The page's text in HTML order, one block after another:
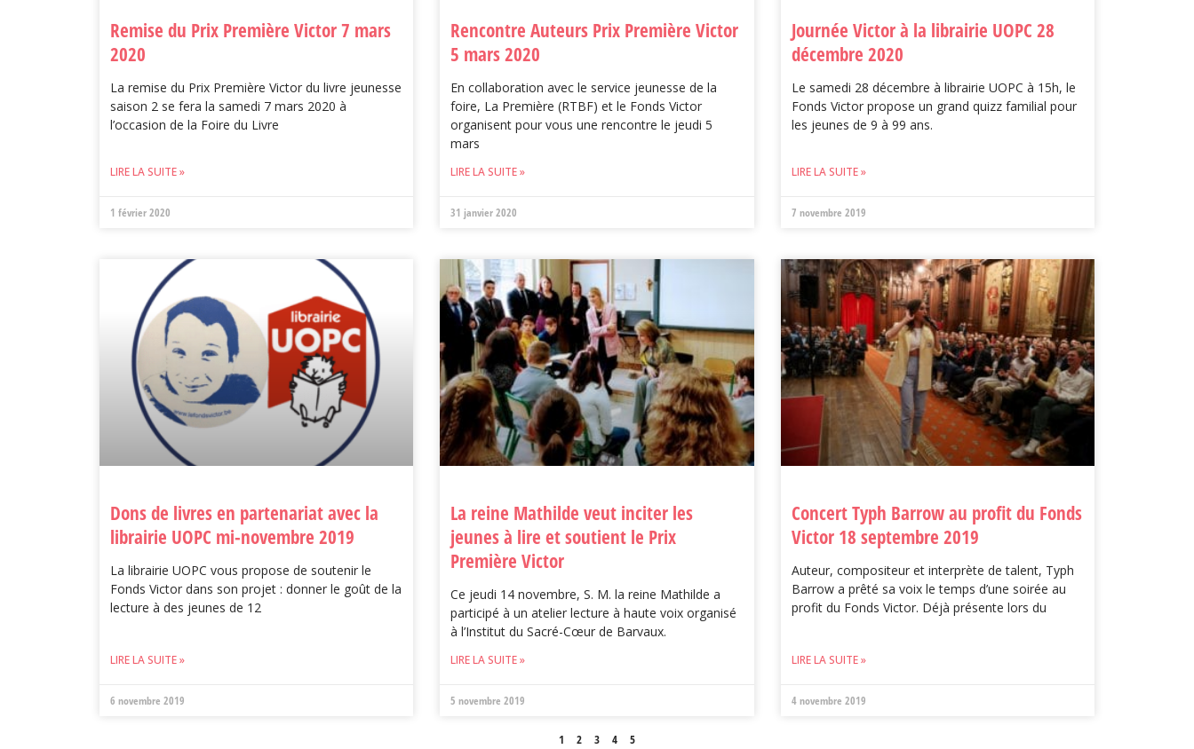
Remise du Prix Première Victor 7 mars
2020
La remise du Prix Première Victor du livre jeunesse
saison 2 se fera la samedi 7 mars 2020 à
l’occasion de la Foire du Livre
LIRE LA SUITE »
1 février 2020
Rencontre Auteurs Prix Première Victor
5 mars 2020
En collaboration avec le service jeunesse de la
foire, La Première (RTBF) et le Fonds Victor
organisent pour vous une rencontre le jeudi 5
mars
LIRE LA SUITE »
31 janvier 2020
Journée Victor à la librairie UOPC 28
décembre 2020
Le samedi 28 décembre à librairie UOPC à 15h, le
Fonds Victor propose un grand quizz familial pour
les jeunes de 9 à 99 ans.
LIRE LA SUITE »
7 novembre 2019
Dons de livres en partenariat avec la
librairie UOPC mi-novembre 2019
La librairie UOPC vous propose de soutenir le
Fonds Victor dans son projet : donner le goût de la
lecture à des jeunes de 12
LIRE LA SUITE »
6 novembre 2019
La reine Mathilde veut inciter les
jeunes à lire et soutient le Prix
Première Victor
Ce jeudi 14 novembre, S. M. la reine Mathilde a
participé à un atelier lecture à haute voix organisé
à l’Institut du Sacré-Cœur de Barvaux.
LIRE LA SUITE »
5 novembre 2019
Concert Typh Barrow au profit du Fonds
Victor 18 septembre 2019
Auteur, compositeur et interprète de talent, Typh
Barrow a prêté sa voix le temps d’une soirée au
profit du Fonds Victor. Déjà présente lors du
LIRE LA SUITE »
4 novembre 2019
1 2 3 4 5